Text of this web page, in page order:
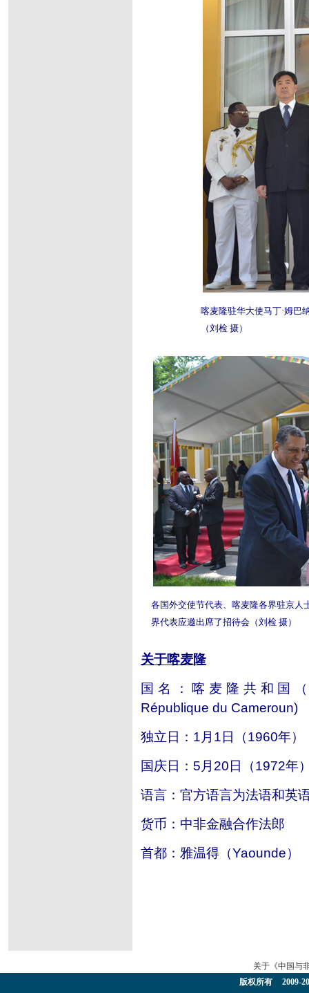
喀麦隆驻华大使马丁·姆巴
（刘检 摄）
各国外交使节代表、喀麦隆各界驻京人
界代表应邀出席了招待会（刘检 摄）
关于喀麦隆
国名：喀麦隆共和国
République du Cameroun)
独立日： 1 月 1 日（1960年）
国庆日： 5 月 20 日（1972年
语言：官方语言为法语和英
货币：中非金融合作法郎
首都：雅温得（Yaounde）
关于《中国与
版权所有 2009-